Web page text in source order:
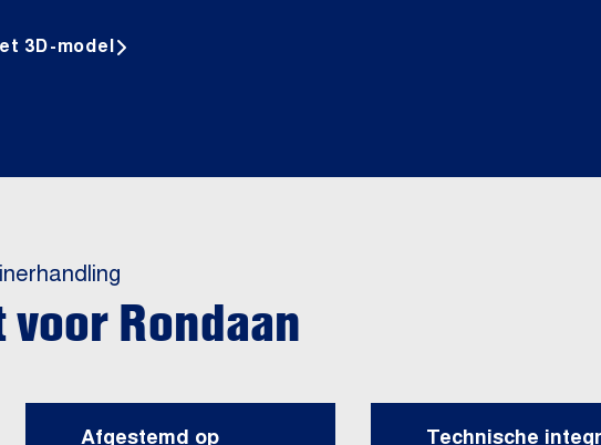
3D-model
Rondaan
Afgestemd op Technische